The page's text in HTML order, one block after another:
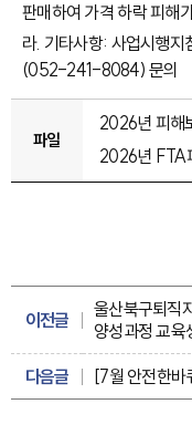
판매하여 가격 하락 피해
라. 기타사항: 사업시행
(052-241-8084) 문의
파일
2026년 피해
2026년 FTA
이전글
울산북구퇴직
양성과정 교육
다음글 [7월 안전한바